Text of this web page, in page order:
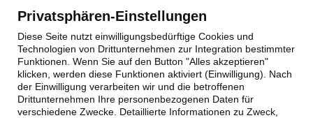
Tel.: 06093 – 996940
E-Mail: info@ludwigzentgraf.de
Impressum|Datenschutz
Privatsphären-Einstellungen
Diese Seite nutzt einwilligungsbedürftige Cookies und
Technologien von Drittunternehmen zur Integration bestimmter
Funktionen. Wenn Sie auf den Button "Alles akzeptieren"
klicken, werden diese Funktionen aktiviert (Einwilligung). Nach
der Einwilligung verarbeiten wir und die betroffenen
Drittunternehmen Ihre personenbezogenen Daten für
verschiedene Zwecke. Detaillierte Informationen zu Zweck,